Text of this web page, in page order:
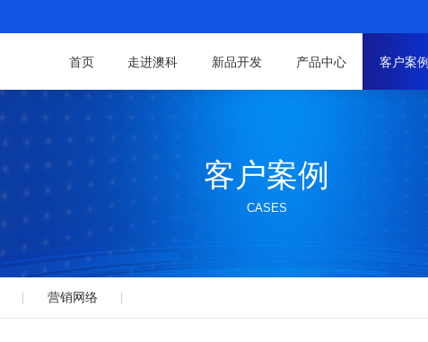
首页 走进澳科 新品开发 产品中心 客户案例
客户案例
CASES
营销网络